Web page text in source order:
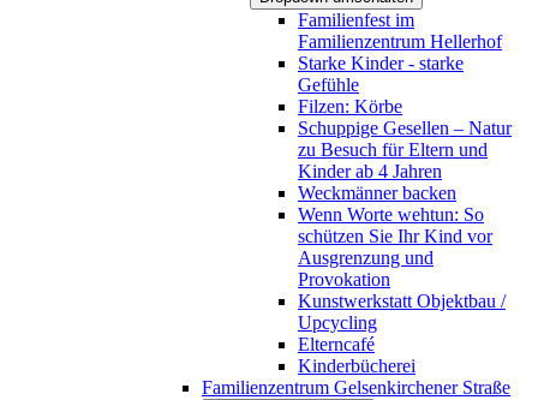
Familienfest im
Familienzentrum Hellerhof
Starke Kinder - starke
Gefühle
Filzen: Körbe
Schuppige Gesellen – Natur
zu Besuch für Eltern und
Kinder ab 4 Jahren
Weckmänner backen
Wenn Worte wehtun: So
schützen Sie Ihr Kind vor
Ausgrenzung und
Provokation
Kunstwerkstatt Objektbau /
Upcycling
Elterncafé
Kinderbücherei
Familienzentrum Gelsenkirchener Straße